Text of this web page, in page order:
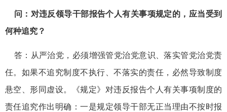
问：对违反领导干部报告个人有关事项规定的，应当受到
何种追究？
答：从严治党，必须增强管党治党意识、落实管党治党责
任。如果不追究制度不执行、不落实的责任，必然导致制度
悬空、形同虚设。《规定》对违反报告个人有关事项制度的
责任追究作出明确：一是规定领导干部无正当理由不按时报